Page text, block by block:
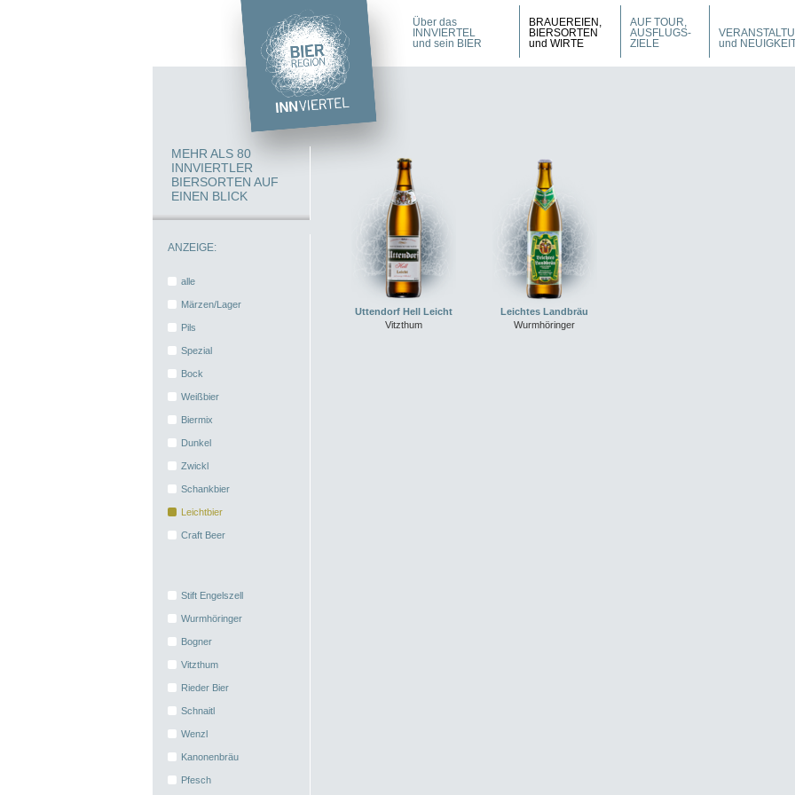
Über das
INNVIERTEL
und sein BIER
BRAUEREIEN,
BIERSORTEN
und WIRTE
AUF TOUR,
AUSFLUGS-
ZIELE
und
MEHR ALS 80
INNVIERTLER
BIERSORTEN AUF
EINEN BLICK
ANZEIGE:
alle
Märzen/Lager
Pils
Spezial
Bock
Weißbier
Biermix
Dunkel
Zwickl
Schankbier
Leichtbier
Craft Beer
Stift Engelszell
Wurmhöringer
Bogner
Vitzthum
Rieder Bier
Schnaitl
Wenzl
Kanonenbräu
Pfesch
Uttendorf Hell Leicht
Vitzthum
Leichtes Landbräu
Wurmhöringer